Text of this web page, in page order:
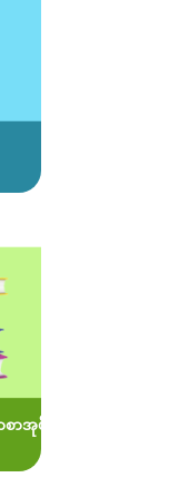
အုပ်များ